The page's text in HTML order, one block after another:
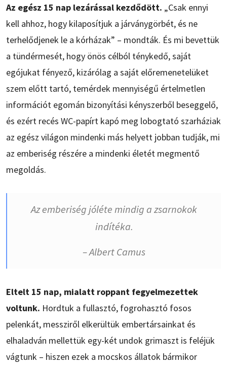
Az egész 15 nap lezárással kezdődött. „Csak ennyi
kell ahhoz, hogy kilaposítjuk a járványgörbét, és ne
terhelődjenek le a kórházak” – mondták. És mi bevettük
a tündérmesét, hogy önös célból ténykedő, saját
egójukat fényező, kizárólag a saját előremenetelüket
szem előtt tartó, temérdek mennyiségű értelmetlen
információt egomán bizonyítási kényszerből beseggelő,
és ezért recés WC-papírt kapó meg lobogtató szarháziak
az egész világon mindenki más helyett jobban tudják, mi
az emberiség részére a mindenki életét megmentő
megoldás.
Az emberiség jóléte mindig a zsarnokok
indítéka.
– Albert Camus
Eltelt 15 nap, mialatt roppant fegyelmezettek
voltunk. Hordtuk a fullasztó, fogrohasztó fosos
pelenkát, messziről elkerültük embertársainkat és
elhaladván mellettük egy-két undok grimaszt is feléjük
vágtunk – hiszen ezek a mocskos állatok bármikor